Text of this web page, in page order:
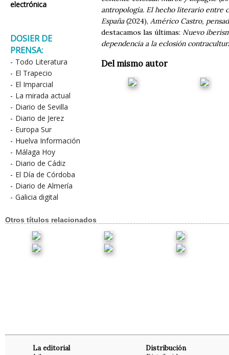
electrónica
DOSIER DE
PRENSA:
- Todo Literatura
- El Trapecio
- El Imparcial
- La mirada actual
- Diario de Sevilla
- Diario de Jerez
- Europa Sur
- Huelva Información
- Málaga Hoy
- Diario de Cádiz
- El Día de Córdoba
- Diario de Almería
- Galicia digital
antropología. El hecho literario entre
España(2024), Américo Castro,
destacamos las últimas: Nuevo
dependencia a la eclosión
Del mismo autor
Otros títulos relacionados
La editorial Distribución